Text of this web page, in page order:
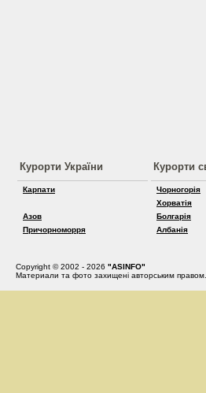
Курорти України
Карпати
Азов
Причорноморря
Курорти
Чорногорія
Хорватія
Болгарія
Албанія
Copyright © 2002 - 2026 "ASINFO"
Материали та фото захищені авторським